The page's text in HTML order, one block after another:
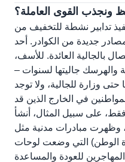
ونجذب القوى العاملة؟
تدابير نشطة للتخفيف من
جديدة من الكوادر. أحد
بالجالية العائدة. للأسف،
والهرسك جاليتها لسنوات –
وزارة للجالية، ولا توجد
في الخارج الذين قد
على سبيل المثال، أنشأ
وظهرت مبادرات مدنية مثل
الوطن) التي وضعت لوحات
للعودة والمساعدة